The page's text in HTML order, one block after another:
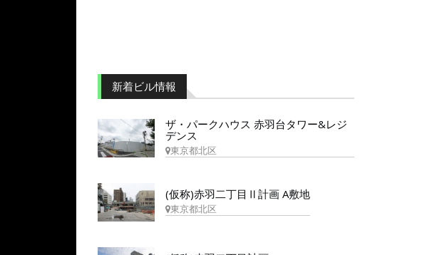
新着ビル情報
ザ・パークハウス 赤羽台タワー&レジ
デンス
東京都北区
(仮称)赤羽二丁目Ⅱ計画 A敷地
東京都北区